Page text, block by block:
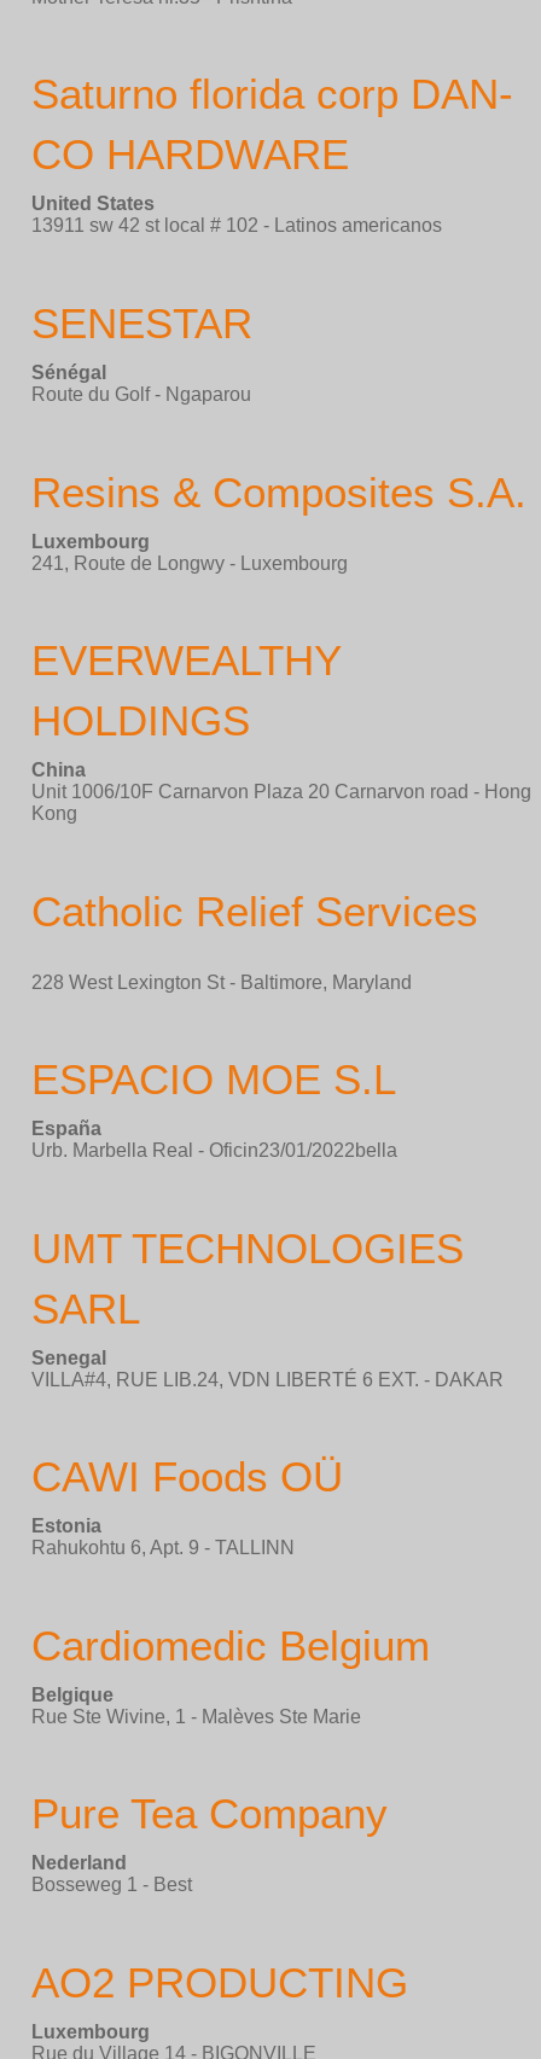
Saturno florida corp DAN-
CO HARDWARE
United States
13911 sw 42 st local # 102 - Latinos americanos
SENESTAR
Sénégal
Route du Golf - Ngaparou
Resins & Composites S.A.
Luxembourg
241, Route de Longwy - Luxembourg
EVERWEALTHY
HOLDINGS
China
Unit 1006/10F Carnarvon Plaza 20 Carnarvon road - Hong
Kong
Catholic Relief Services
228 West Lexington St - Baltimore, Maryland
ESPACIO MOE S.L
España
Urb. Marbella Real - Oficin23/01/2022bella
UMT TECHNOLOGIES
SARL
Senegal
VILLA#4, RUE LIB.24, VDN LIBERTÉ 6 EXT. - DAKAR
CAWI Foods OÜ
Estonia
Rahukohtu 6, Apt. 9 - TALLINN
Cardiomedic Belgium
Belgique
Rue Ste Wivine, 1 - Malèves Ste Marie
Pure Tea Company
Nederland
Bosseweg 1 - Best
AO2 PRODUCTING
Luxembourg
Rue du Village 14 - BIGONVILLE